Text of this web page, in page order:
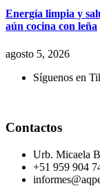
Energía limpia y
aún cocina con leña
agosto 5, 2026
Síguenos en
Contactos
Urb. Micaela
+51 959 904